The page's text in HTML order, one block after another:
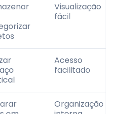
Visualização
fácil
Acesso
facilitado
Organização